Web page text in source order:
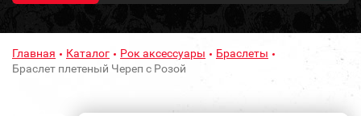
Главная Каталог Рок аксессуары
Браслеты
Браслет плетеный Череп с Розой